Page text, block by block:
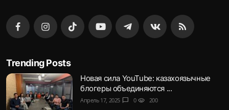
Trending Posts
Новая сила YouTube: казахоязычные
блогеры объединяются ...
Апрель 17, 2025 chat_bubble 0 visibility 200